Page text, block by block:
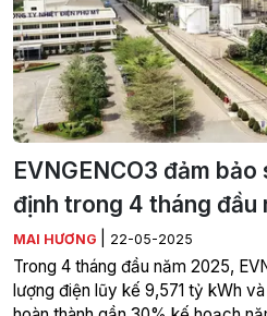
EVNGENCO3 đảm
định trong 4 tháng đầu
MAI HƯƠNG 22-05-2025
Trong 4 tháng đầu năm 2025,
lượng điện lũy kế 9,571 tỷ kWh